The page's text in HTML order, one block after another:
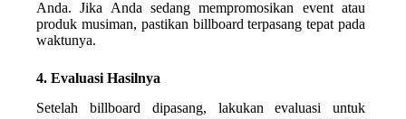
Anda. Jika Anda sedang mempromosikan event atau
produk musiman, pastikan billboard terpasang tepat pada
waktunya.
4. Evaluasi Hasilnya
Setelah billboard dipasang, lakukan evaluasi untuk